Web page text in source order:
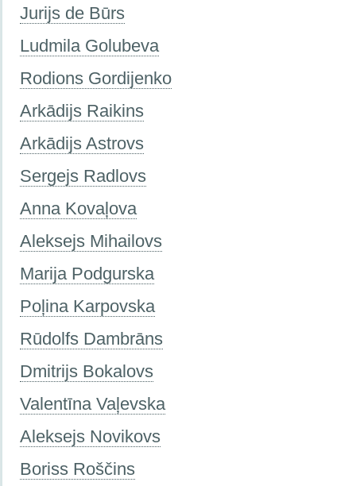
Jurijs de Būrs
Ludmila Golubeva
Rodions Gordijenko
Arkādijs Raikins
Arkādijs Astrovs
Sergejs Radlovs
Anna Kovaļova
Aleksejs Mihailovs
Marija Podgurska
Poļina Karpovska
Rūdolfs Dambrāns
Dmitrijs Bokalovs
Valentīna Vaļevska
Aleksejs Novikovs
Boriss Roščins